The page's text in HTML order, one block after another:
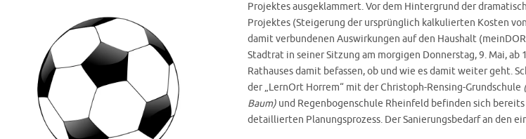
Projektes ausgeklammert. Vor dem Hintergrund der
Projektes (Steigerung der ursprünglich kalkulierten Kosten
damit verbundenen Auswirkungen auf den Haushalt
Stadtrat in seiner Sitzung am morgigen Donnerstag, 9. Mai, ab
Rathauses damit befassen, ob und wie es damit weiter geht.
der „LernOrt Horrem“ mit der Christoph-Rensing-Grundschule
Baum) und Regenbogenschule Rheinfeld befinden sich
detaillierten Planungsprozess. Der Sanierungsbedarf an den